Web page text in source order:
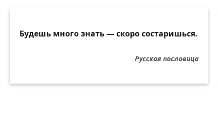
Будешь много знать — скоро состаришься.
Русская пословица